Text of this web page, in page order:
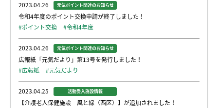
2023.04.26 元気ポイント関連のお知らせ
令和4年度のポイント交換申請が終了しました！
#ポイント交換
#令和4年度
2023.04.26 元気ポイント関連のお知らせ
広報紙「元気だより」第13号を発行しました！
#広報紙
#元気だより
2023.04.25 活動受入施設情報
【介護老人保健施設 風と緑（西区）】が追加されました！